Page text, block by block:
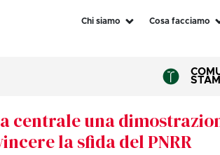
Chi siamo Cosa facciamo
centrale una
la sfida del PNRR